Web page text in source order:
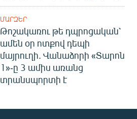
ՄԱՐԶԵՐ
Թոշակառու թե դպրոցական՝
ամեն օր ոտքով դեպի
մայրուղի. Վանաձորի «Տարոն
1»-ը 3 ամիս առանց
տրանսպորտի է